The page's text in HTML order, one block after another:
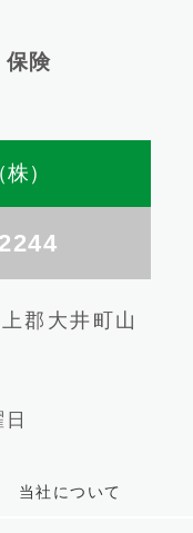
保険
）
郡大井町山
当社について